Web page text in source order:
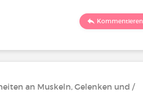
Kommentieren
an Muskeln, Gelenken und /